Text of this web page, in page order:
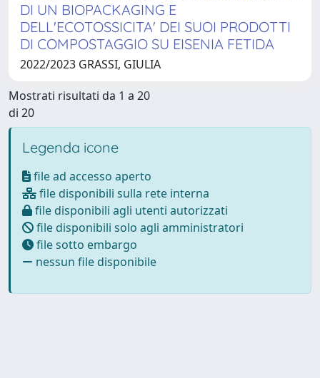
DI UN BIOPACKAGING E
DELL'ECOTOSSICITA' DEI SUOI PRODOTTI
DI COMPOSTAGGIO SU EISENIA FETIDA
2022/2023 GRASSI, GIULIA
Mostrati risultati da 1 a 20
di 20
Legenda icone
file ad accesso aperto
file disponibili sulla rete interna
file disponibili agli utenti autorizzati
file disponibili solo agli amministratori
file sotto embargo
nessun file disponibile